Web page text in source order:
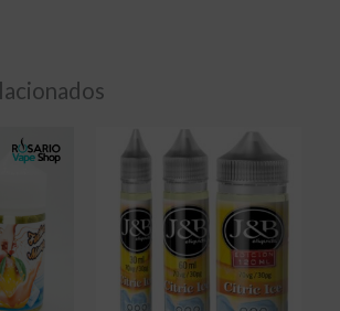
de
$4,900.00
hasta
$15,500.00